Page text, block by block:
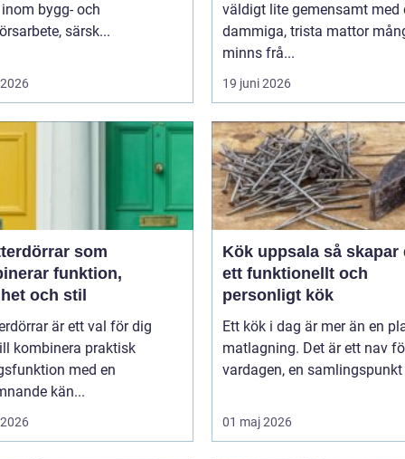
bygg- och
särsk...
väldigt lite gemensamt med
dammiga, trista mattor
minns frå...
19 juni 2026
som
funktion,
och stil
är ett val för dig
kombinera praktisk
med en
kän...
Kök uppsala så skapar du
ett funktionellt och
personligt kök
Ett kök i dag är mer än en
matlagning. Det är ett nav
vardagen, en
01 maj 2026